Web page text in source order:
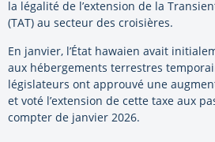
la légalité de l’extension de la
(TAT) au secteur des croisières.
En janvier, l’État hawaien avait
aux hébergements terrestres
législateurs ont approuvé une
et voté l’extension de cette taxe aux
compter de janvier 2026.